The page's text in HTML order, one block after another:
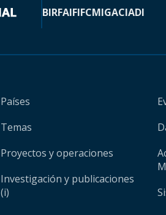
BIRFAIFIFCMIGACIADI
Países
Temas
Proyectos y operaciones
Investigación y publicaciones
(i)